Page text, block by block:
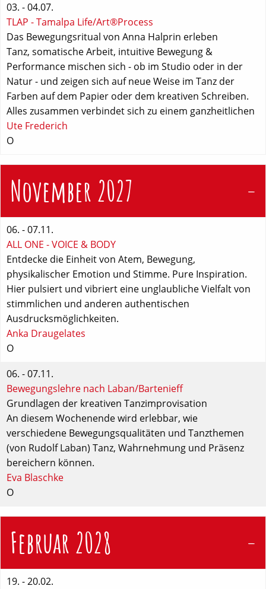
03. - 04.07.
TLAP - Tamalpa Life/Art®Process
Das Bewegungsritual von Anna Halprin erleben
Tanz, somatische Arbeit, intuitive Bewegung &
Performance mischen sich - ob im Studio oder in der
Natur - und zeigen sich auf neue Weise im Tanz der
Farben auf dem Papier oder dem kreativen Schreiben.
Alles zusammen verbindet sich zu einem ganzheitlichen
Ute Frederich
O
November 2027
06. - 07.11.
ALL ONE - VOICE & BODY
Entdecke die Einheit von Atem, Bewegung,
physikalischer Emotion und Stimme. Pure Inspiration.
Hier pulsiert und vibriert eine unglaubliche Vielfalt von
stimmlichen und anderen authentischen
Ausdrucksmöglichkeiten.
Anka Draugelates
O
06. - 07.11.
Bewegungslehre nach Laban/Bartenieff
Grundlagen der kreativen Tanzimprovisation
An diesem Wochenende wird erlebbar, wie
verschiedene Bewegungsqualitäten und Tanzthemen
(von Rudolf Laban) Tanz, Wahrnehmung und Präsenz
bereichern können.
Eva Blaschke
O
Februar 2028
19. - 20.02.